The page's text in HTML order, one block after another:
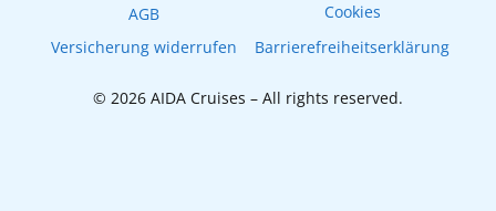
AGB
Cookies
Versicherung widerrufen
Barrierefreiheitserklärung
© 2026 AIDA Cruises – All rights reserved.